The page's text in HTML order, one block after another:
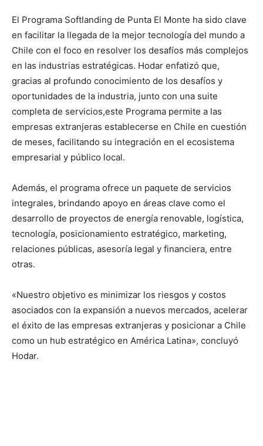
El Programa Softlanding de Punta El Monte ha sido clave
en facilitar la llegada de la mejor tecnología del mundo a
Chile con el foco en resolver los desafíos más complejos
en las industrias estratégicas. Hodar enfatizó que,
gracias al profundo conocimiento de los desafíos y
oportunidades de la industria, junto con una suite
completa de servicios,este Programa permite a las
empresas extranjeras establecerse en Chile en cuestión
de meses, facilitando su integración en el ecosistema
empresarial y público local.
Además, el programa ofrece un paquete de servicios
integrales, brindando apoyo en áreas clave como el
desarrollo de proyectos de energía renovable, logística,
tecnología, posicionamiento estratégico, marketing,
relaciones públicas, asesoría legal y financiera, entre
otras.
«Nuestro objetivo es minimizar los riesgos y costos
asociados con la expansión a nuevos mercados, acelerar
el éxito de las empresas extranjeras y posicionar a Chile
como un hub estratégico en América Latina», concluyó
Hodar.